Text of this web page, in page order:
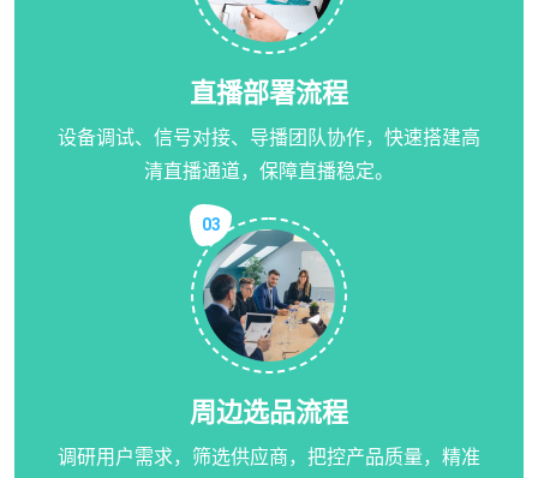
直播部署流程
设备调试、信号对接、导播团队协作，快速搭建高
清直播通道，保障直播稳定。
03
周边选品流程
调研用户需求，筛选供应商，把控产品质量，精准